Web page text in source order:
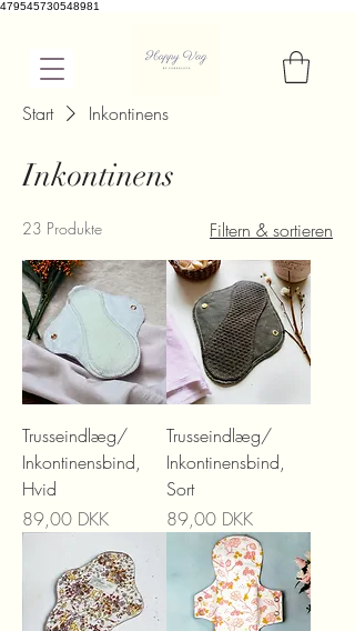
479545730548981
Start Inkontinens
Inkontinens
23 Produkte Filtern & sortieren
Trusseindlæg/
Inkontinensbind,
Hvid
Preis
89,00 DKK
Trusseindlæg/
Inkontinensbind,
Sort
Preis
89,00 DKK